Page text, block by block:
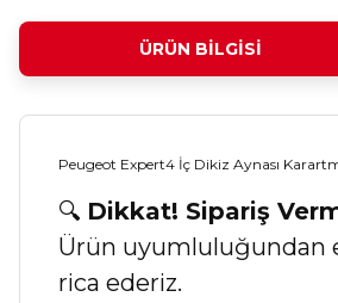
ÜRÜN BILGISI
Peugeot Expert4 İç Dikiz Aynası
🔍 Dikkat! Sipariş
Ürün uyumluluğundan
rica ederiz.